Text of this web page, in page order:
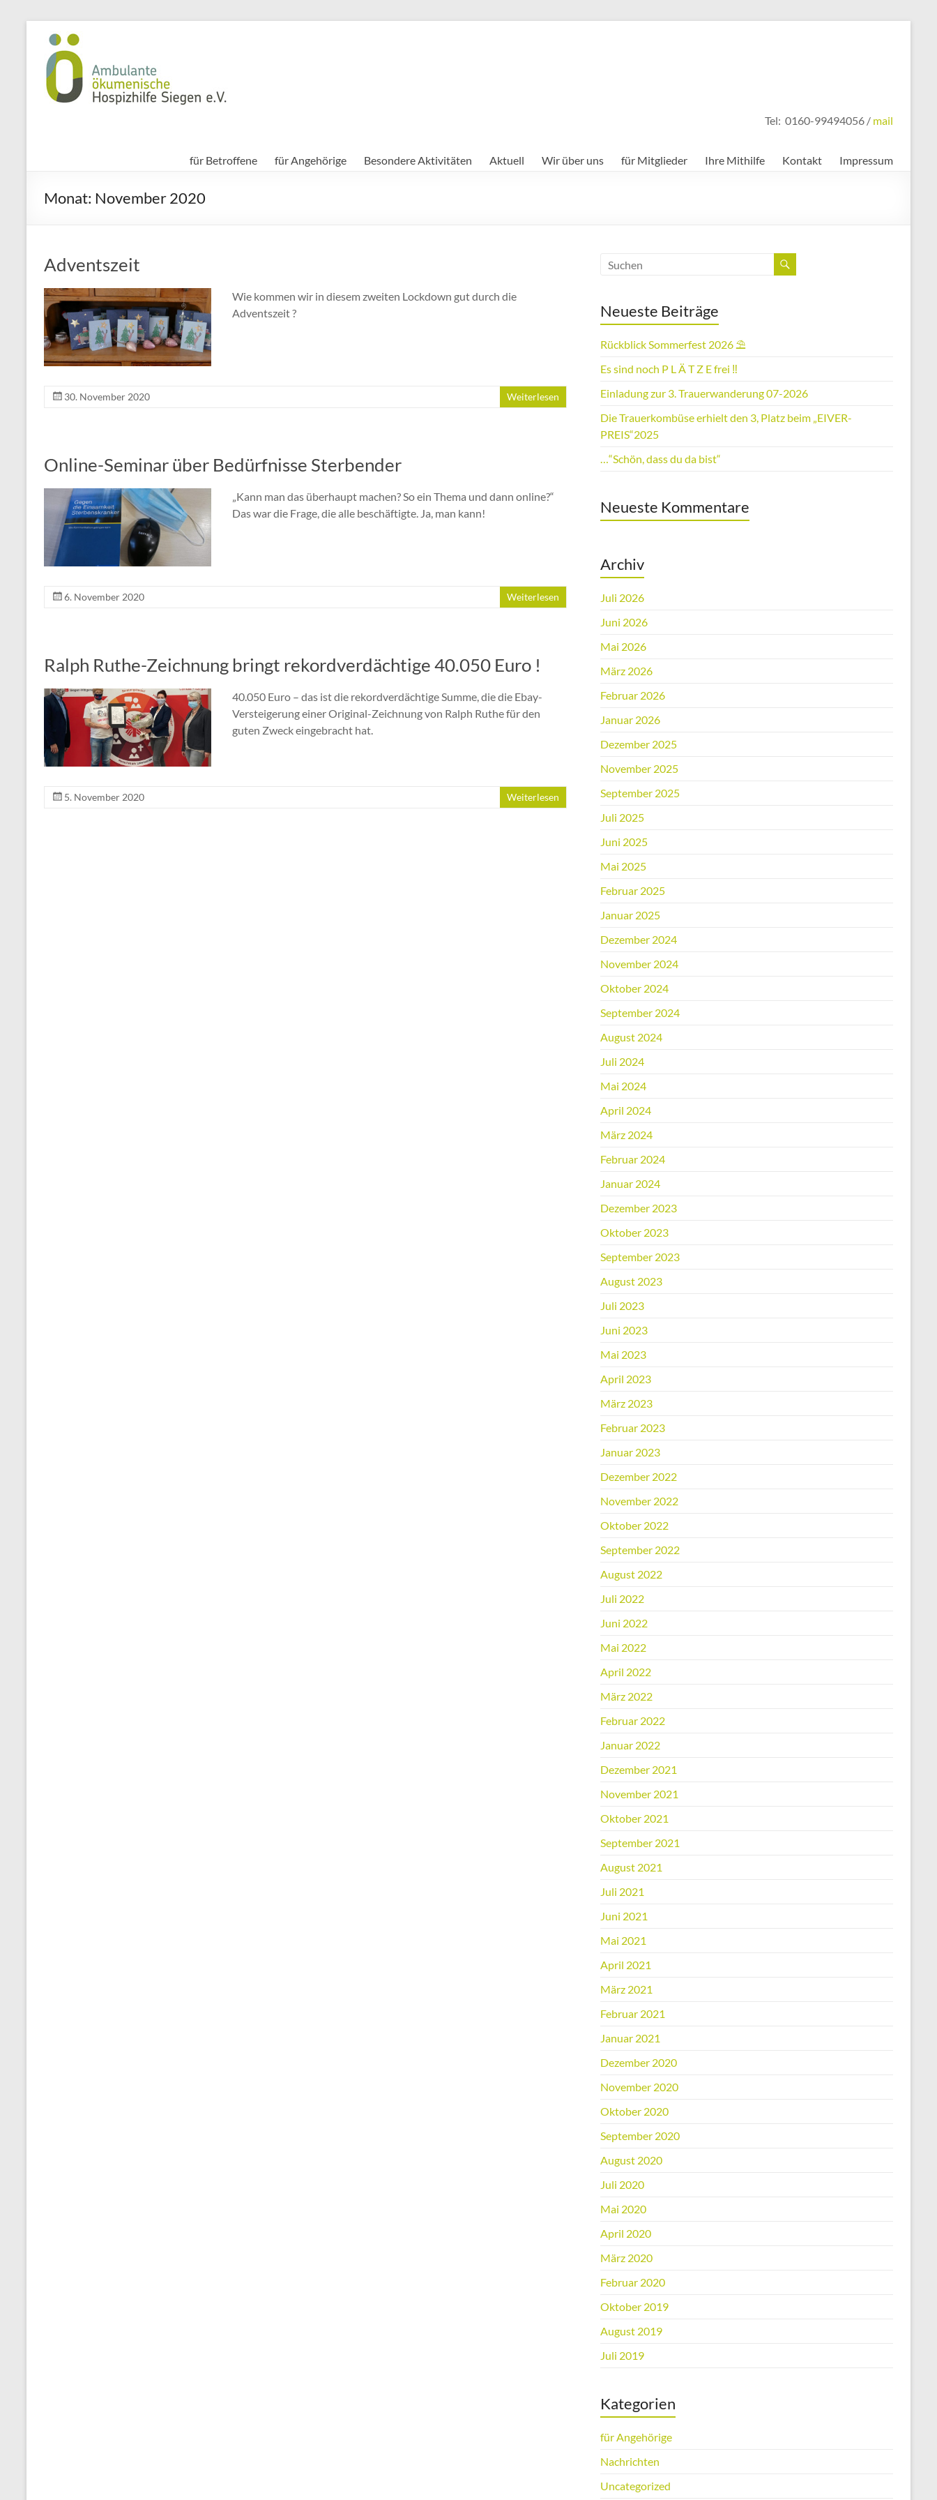
Inhalt
springen
hospizhilfe
siegen
Tel: 0160-99494056 / mail
für Betroffene für Angehörige Besondere Aktivitäten Aktuell Wir über uns für Mitglieder Ihre Mithilfe Kontakt Impressum
Monat: November 2020
Adventszeit
Wie kommen wir in diesem zweiten Lockdown gut durch die
Adventszeit ?
30. November 2020 Weiterlesen
Online-Seminar über Bedürfnisse Sterbender
„Kann man das überhaupt machen? So ein Thema und dann online?“
Das war die Frage, die alle beschäftigte. Ja, man kann!
6. November 2020 Weiterlesen
Ralph Ruthe-Zeichnung bringt rekordverdächtige 40.050 Euro !
40.050 Euro – das ist die rekordverdächtige Summe, die die Ebay-
Versteigerung einer Original-Zeichnung von Ralph Ruthe für den
guten Zweck eingebracht hat.
5. November 2020 Weiterlesen
Neueste Beiträge
Rückblick Sommerfest 2026 ⛱️
Es sind noch P L Ä T Z E frei ‼️
Einladung zur 3. Trauerwanderung 07-2026
Die Trauerkombüse erhielt den 3, Platz beim „EIVER-
PREIS“2025
…“Schön, dass du da bist“
Neueste Kommentare
Archiv
Juli 2026
Juni 2026
Mai 2026
März 2026
Februar 2026
Januar 2026
Dezember 2025
November 2025
September 2025
Juli 2025
Juni 2025
Mai 2025
Februar 2025
Januar 2025
Dezember 2024
November 2024
Oktober 2024
September 2024
August 2024
Juli 2024
Mai 2024
April 2024
März 2024
Februar 2024
Januar 2024
Dezember 2023
Oktober 2023
September 2023
August 2023
Juli 2023
Juni 2023
Mai 2023
April 2023
März 2023
Februar 2023
Januar 2023
Dezember 2022
November 2022
Oktober 2022
September 2022
August 2022
Juli 2022
Juni 2022
Mai 2022
April 2022
März 2022
Februar 2022
Januar 2022
Dezember 2021
November 2021
Oktober 2021
September 2021
August 2021
Juli 2021
Juni 2021
Mai 2021
April 2021
März 2021
Februar 2021
Januar 2021
Dezember 2020
November 2020
Oktober 2020
September 2020
August 2020
Juli 2020
Mai 2020
April 2020
März 2020
Februar 2020
Oktober 2019
August 2019
Juli 2019
Kategorien
für Angehörige
Nachrichten
Uncategorized